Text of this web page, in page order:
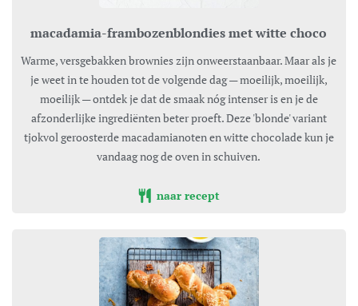
macadamia-frambozenblondies met witte choco
Warme, versgebakken brownies zijn onweerstaanbaar. Maar als je
je weet in te houden tot de volgende dag — moeilijk, moeilijk,
moeilijk — ontdek je dat de smaak nóg intenser is en je de
afzonderlijke ingrediënten beter proeft. Deze 'blonde' variant
tjokvol geroosterde macadamianoten en witte chocolade kun je
vandaag nog de oven in schuiven.
naar recept